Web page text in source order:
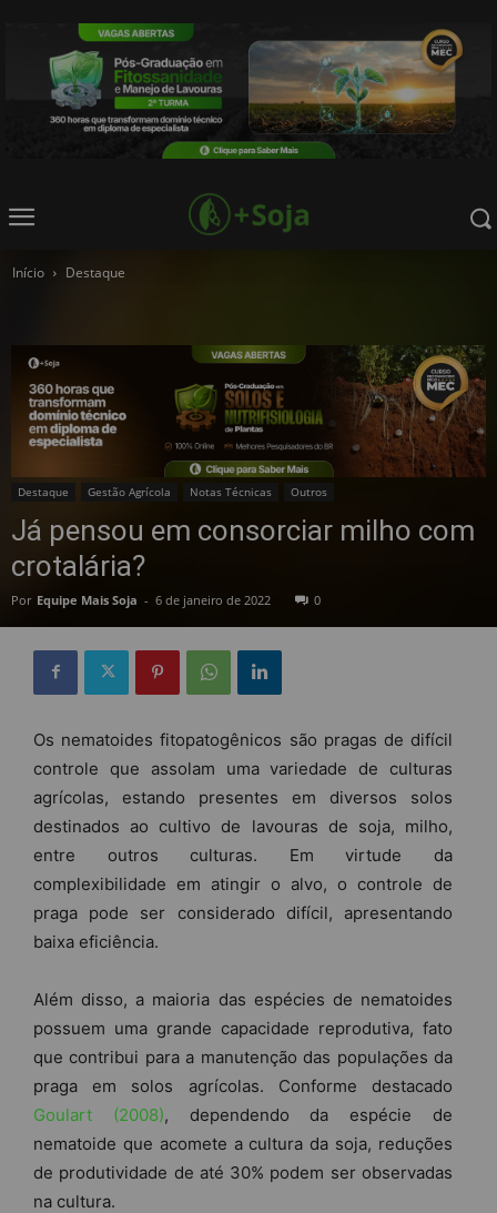
Início Destaque
Destaque Gestão Agrícola Notas Técnicas Outros
Já pensou em consorciar milho com
crotalária?
Por Equipe Mais Soja - 6 de janeiro de 2022 0
Os nematoides fitopatogênicos são pragas de difícil
controle que assolam uma variedade de culturas
agrícolas, estando presentes em diversos solos
destinados ao cultivo de lavouras de soja, milho,
entre outros culturas. Em virtude da
complexibilidade em atingir o alvo, o controle de
praga pode ser considerado difícil, apresentando
baixa eficiência.
Além disso, a maioria das espécies de nematoides
possuem uma grande capacidade reprodutiva, fato
que contribui para a manutenção das populações da
praga em solos agrícolas. Conforme destacado
Goulart (2008), dependendo da espécie de
nematoide que acomete a cultura da soja, reduções
de produtividade de até 30% podem ser observadas
na cultura.